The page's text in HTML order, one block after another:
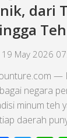
dari
19 May 2026
—
negara
minum teh
daerah